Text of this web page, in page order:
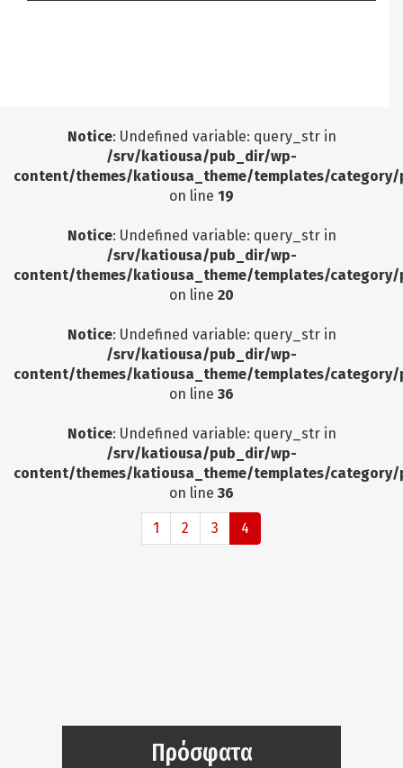
Notice: Undefined variable: query_str in
/srv/katiousa/pub_dir/wp-
content/themes/katiousa_theme/templates/
on line 19
Notice: Undefined variable: query_str in
/srv/katiousa/pub_dir/wp-
content/themes/katiousa_theme/templates/
on line 20
Notice: Undefined variable: query_str in
/srv/katiousa/pub_dir/wp-
content/themes/katiousa_theme/templates/
on line 36
Notice: Undefined variable: query_str in
/srv/katiousa/pub_dir/wp-
content/themes/katiousa_theme/templates/
on line 36
1 2 3 4
Πρόσφατα